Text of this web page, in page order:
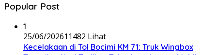
Popular Post
1
25/06/202611482 Lihat
Kecelakaan di Tol Bocimi KM 71: Truk Wingbox